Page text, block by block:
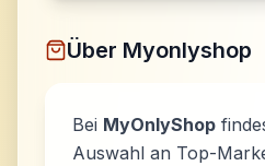
Über Myonlyshop
Bei MyOnlyShop
Auswahl an Top-